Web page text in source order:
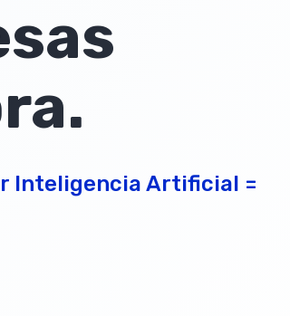
Inteligencia Artificial =